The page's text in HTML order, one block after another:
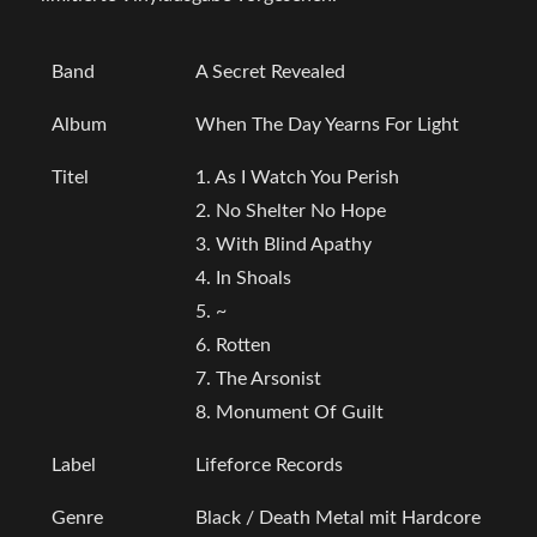
Band A Secret Revealed
Album When The Day Yearns For Light
Titel
1. As I Watch You Perish
2. No Shelter No Hope
3. With Blind Apathy
4. In Shoals
5. ~
6. Rotten
7. The Arsonist
8. Monument Of Guilt
Label Lifeforce Records
Genre Black / Death Metal mit Hardcore